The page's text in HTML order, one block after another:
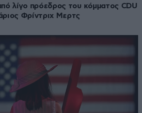
λίγο πρόεδρος του κόμματος CDU
Φρίντριχ Μερτς